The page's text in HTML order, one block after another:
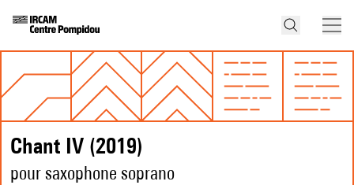
Chant IV (2019)
pour saxophone soprano